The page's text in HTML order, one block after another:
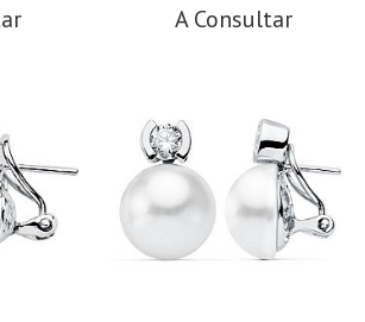
A Consultar